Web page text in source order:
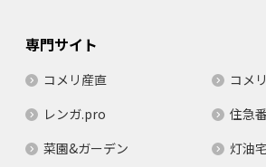
専門サイト
コメリ産直
コメ
レンガ.pro
住急番
菜園&ガーデン
灯油